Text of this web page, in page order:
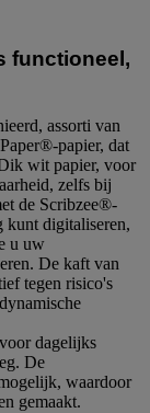
functioneel,
assorti van
papier, dat
wit papier, voor
zelfs bij
de Scribzee®-
kunt digitaliseren,
u uw
De kaft van
tegen risico's
dagelijks
De
waardoor
gemaakt.